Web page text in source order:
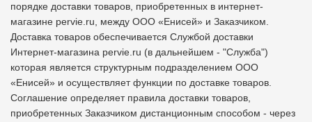
порядке доставки товаров, приобретенных в интернет-
магазине pervie.ru, между ООО «Енисей» и Заказчиком.
Доставка товаров обеспечивается Службой доставки
Интернет-магазина pervie.ru (в дальнейшем - "Служба")
которая является структурным подразделением ООО
«Енисей» и осуществляет функции по доставке товаров.
Соглашение определяет правила доставки товаров,
приобретенных Заказчиком дистанционным способом - через